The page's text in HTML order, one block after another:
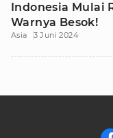
Indonesia Mulai
Warnya Besok!
Asia 3 Juni 2024